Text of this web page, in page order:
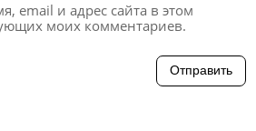
email и адрес сайта в этом
моих комментариев.
Отправить